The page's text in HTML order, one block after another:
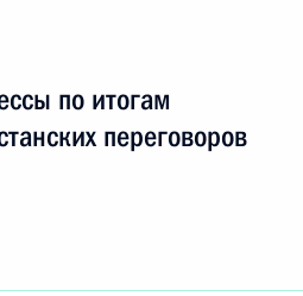
по итогам
переговоров